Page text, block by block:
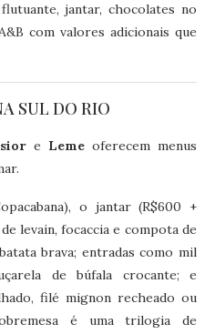
jantar, chocolates no
com valores adicionais que
SUL DO RIO
e Lemeoferecem menus
o jantar (R$600 +
levain, focaccia e compota de
brava; entradas como mil
de búfala crocante; e
filé mignon recheado ou
é uma trilogia de